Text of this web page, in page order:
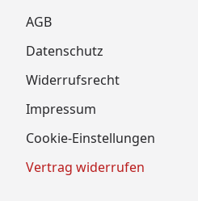
AGB
Datenschutz
Widerrufsrecht
Impressum
Cookie-Einstellungen
Vertrag widerrufen